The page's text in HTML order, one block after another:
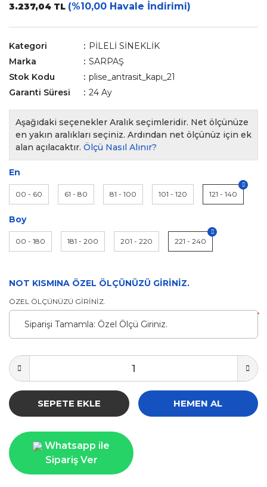
3.237,04 TL (%10,00 Havale İndirimi)
Kategori
PİLELİ SİNEKLİK
Marka
SARPAŞ
Stok Kodu
plise_antrasit_kapı_21
Garanti Süresi
24 Ay
Aşağıdaki seçenekler Aralık seçimleridir. Net ölçünüze
en yakın aralıkları seçiniz. Ardından net ölçünüz için ek
alan açılacaktır. Ölçü Nasıl Alınır?
En
00 - 60 61 - 80 81 - 100 101 - 120 121 - 140
Boy
00 - 180 181 - 200 201 - 220 221 - 240
NOT KISMINA ÖZEL ÖLÇÜNÜZÜ GİRİNİZ.
ÖZEL ÖLÇÜNÜZÜ GİRİNİZ.
*
SEPETE EKLE HEMEN AL
Whatsapp ile
Sipariş Ver